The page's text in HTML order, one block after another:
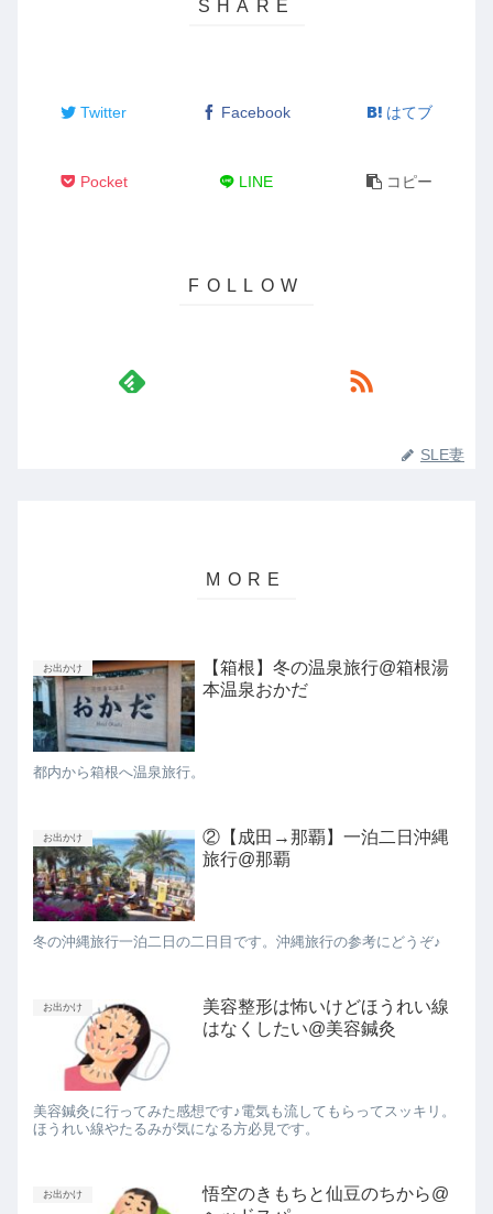
Twitter Facebook はてブ
Pocket LINE コピー
SLE妻
お出かけ
【箱根】冬の温泉旅行@箱根湯
本温泉おかだ
都内から箱根へ温泉旅行。
お出かけ
②【成田→那覇】一泊二日沖縄
旅行@那覇
冬の沖縄旅行一泊二日の二日目です。沖縄旅行の参考にどうぞ♪
お出かけ
美容整形は怖いけどほうれい線
はなくしたい@美容鍼灸
美容鍼灸に行ってみた感想です♪電気も流してもらってスッキリ。
ほうれい線やたるみが気になる方必見です。
お出かけ
悟空のきもちと仙豆のちから@